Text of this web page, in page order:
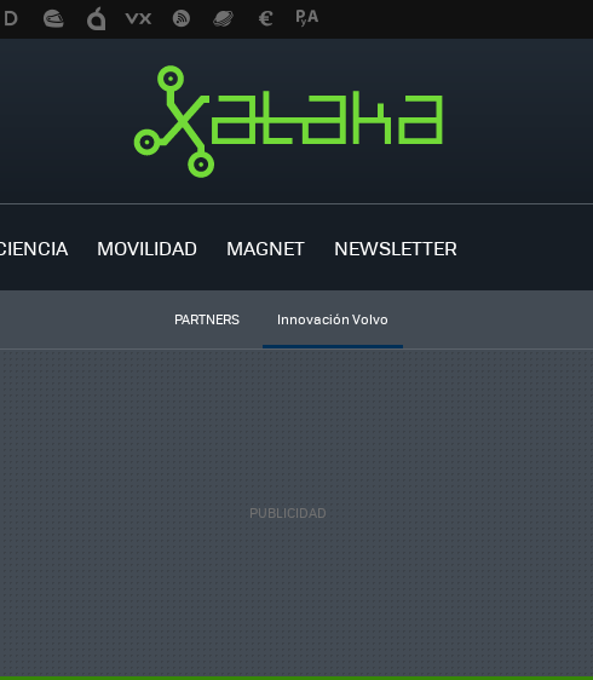
MOVILIDAD MAGNET NEWSLETTER
PARTNERS Innovación Volvo